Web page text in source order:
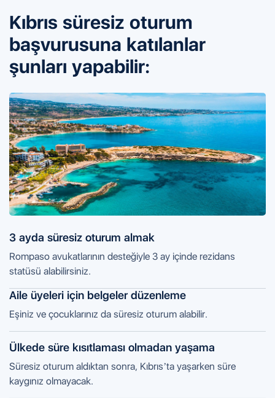
Kıbrıs süresiz oturum
başvurusuna katılanlar
şunları yapabilir:
3 ayda süresiz oturum almak
Rompaso avukatlarının desteğiyle 3 ay içinde rezidans
statüsü alabilirsiniz.
Aile üyeleri için belgeler düzenleme
Eşiniz ve çocuklarınız da süresiz oturum alabilir.
Ülkede süre kısıtlaması olmadan yaşama
Süresiz oturum aldıktan sonra, Kıbrıs’ta yaşarken süre
kaygınız olmayacak.